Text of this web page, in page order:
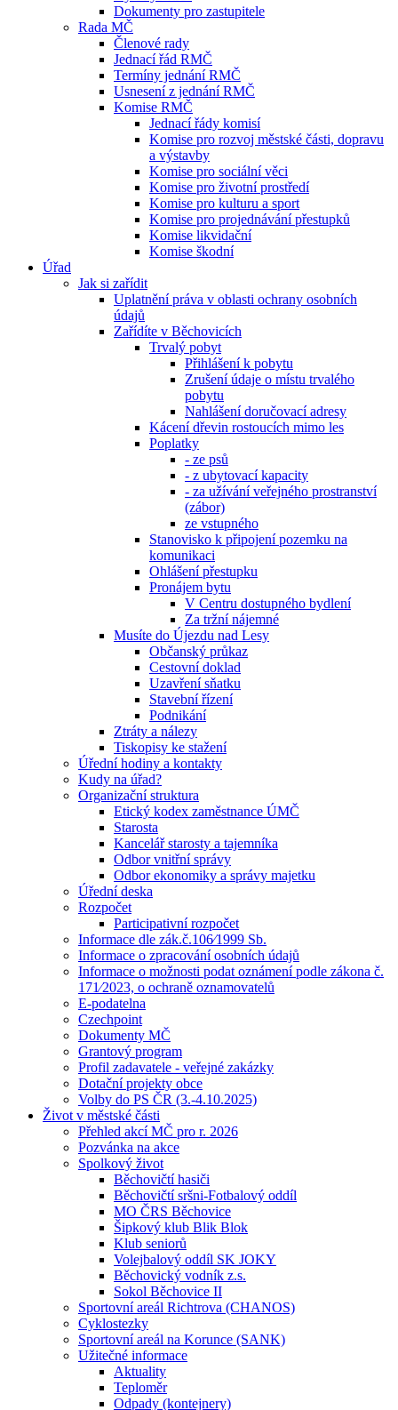
Dokumenty pro zastupitele
Rada MČ
Členové rady
Jednací řád RMČ
Termíny jednání RMČ
Usnesení z jednání RMČ
Komise RMČ
Jednací řády komisí
Komise pro rozvoj městské části, dopravu
a výstavby
Komise pro sociální věci
Komise pro životní prostředí
Komise pro kulturu a sport
Komise pro projednávání přestupků
Komise likvidační
Komise škodní
Úřad
Jak si zařídit
Uplatnění práva v oblasti ochrany osobních
údajů
Zařídíte v Běchovicích
Trvalý pobyt
Přihlášení k pobytu
Zrušení údaje o místu trvalého
pobytu
Nahlášení doručovací adresy
Kácení dřevin rostoucích mimo les
Poplatky
- ze psů
- z ubytovací kapacity
- za užívání veřejného prostranství
(zábor)
ze vstupného
Stanovisko k připojení pozemku na
komunikaci
Ohlášení přestupku
Pronájem bytu
V Centru dostupného bydlení
Za tržní nájemné
Musíte do Újezdu nad Lesy
Občanský průkaz
Cestovní doklad
Uzavření sňatku
Stavební řízení
Podnikání
Ztráty a nálezy
Tiskopisy ke stažení
Úřední hodiny a kontakty
Kudy na úřad?
Organizační struktura
Etický kodex zaměstnance ÚMČ
Starosta
Kancelář starosty a tajemníka
Odbor vnitřní správy
Odbor ekonomiky a správy majetku
Úřední deska
Rozpočet
Participativní rozpočet
Informace dle zák.č.106⁄1999 Sb.
Informace o zpracování osobních údajů
Informace o možnosti podat oznámení podle zákona č.
171⁄2023, o ochraně oznamovatelů
E-podatelna
Czechpoint
Dokumenty MČ
Grantový program
Profil zadavatele - veřejné zakázky
Dotační projekty obce
Volby do PS ČR (3.-4.10.2025)
Život v městské části
Přehled akcí MČ pro r. 2026
Pozvánka na akce
Spolkový život
Běchovičtí hasiči
Běchovičtí sršni-Fotbalový oddíl
MO ČRS Běchovice
Šipkový klub Blik Blok
Klub seniorů
Volejbalový oddíl SK JOKY
Běchovický vodník z.s.
Sokol Běchovice II
Sportovní areál Richtrova (CHANOS)
Cyklostezky
Sportovní areál na Korunce (SANK)
Užitečné informace
Aktuality
Teploměr
Odpady (kontejnery)